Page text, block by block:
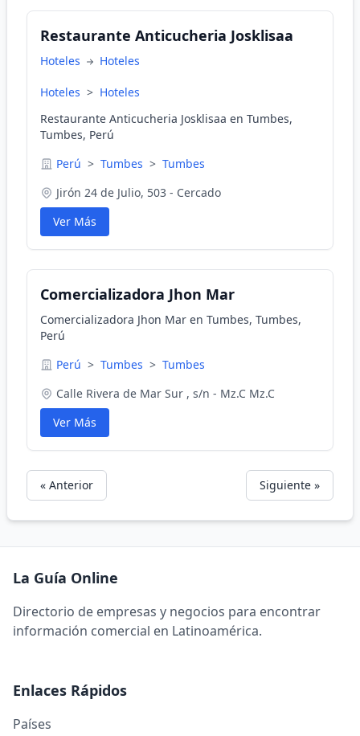
Restaurante Anticucheria Josklisaa
Hoteles Hoteles
Hoteles > Hoteles
Restaurante Anticucheria Josklisaa en Tumbes,
Tumbes, Perú
Perú > Tumbes > Tumbes
Jirón 24 de Julio, 503 - Cercado
Ver Más
Comercializadora Jhon Mar
Comercializadora Jhon Mar en Tumbes, Tumbes,
Perú
Perú > Tumbes > Tumbes
Calle Rivera de Mar Sur , s/n - Mz.C Mz.C
Ver Más
« Anterior Siguiente »
La Guía Online
Directorio de empresas y negocios para encontrar
información comercial en Latinoamérica.
Enlaces Rápidos
Países